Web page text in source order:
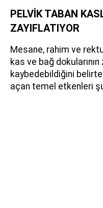
PELVİK TABAN
ZAYIFLATIYOR
Mesane, rahim ve
kas ve bağ
kaybedebildiğini
açan temel etkenleri